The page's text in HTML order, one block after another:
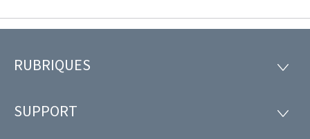
Pied
page
RUBRIQUES
SUPPORT